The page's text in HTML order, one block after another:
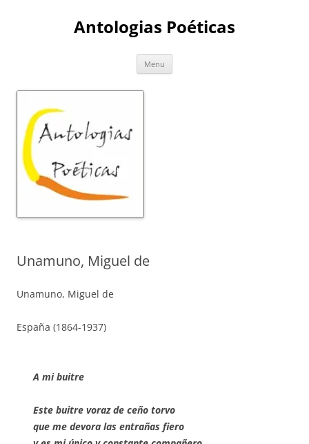
Antologias Poéticas
Menu
Unamuno, Miguel de
Unamuno, Miguel de
España (1864-1937)
A mi buitre
Este buitre voraz de ceño torvo
que me devora las entrañas fiero